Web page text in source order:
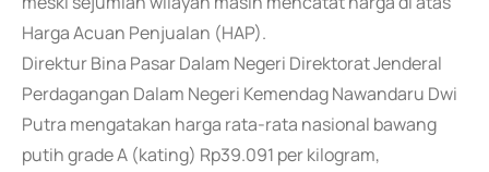
Harga Acuan Penjualan (HAP).
Direktur Bina Pasar Dalam Negeri Direktorat Jenderal
Perdagangan Dalam Negeri Kemendag Nawandaru Dwi
Putra mengatakan harga rata-rata nasional bawang
putih grade A (kating) Rp39.091 per kilogram,